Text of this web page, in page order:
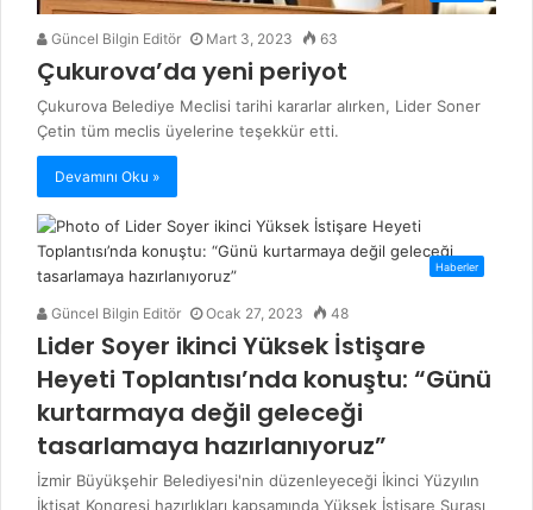
Güncel Bilgin Editör Mart 3, 2023 63
Çukurova’da yeni periyot
Çukurova Belediye Meclisi tarihi kararlar alırken, Lider Soner
Çetin tüm meclis üyelerine teşekkür etti.
Devamını Oku »
Haberler
Güncel Bilgin Editör Ocak 27, 2023 48
Lider Soyer ikinci Yüksek İstişare
Heyeti Toplantısı’nda konuştu: “Günü
kurtarmaya değil geleceği
tasarlamaya hazırlanıyoruz”
İzmir Büyükşehir Belediyesi'nin düzenleyeceği İkinci Yüzyılın
İktisat Kongresi hazırlıkları kapsamında Yüksek İstişare Şurası